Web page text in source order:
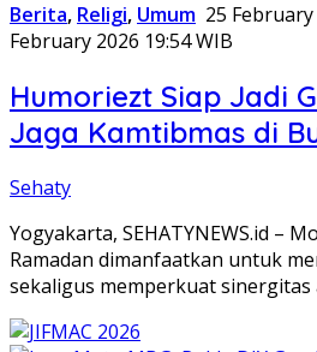
Berita, Religi, Umum 25
February 2026 19:54 WIB
Humoriezt Siap Jadi
Jaga Kamtibmas di
Sehaty
Yogyakarta, SEHATYNEWS.id –
Ramadan dimanfaatkan untuk
sekaligus memperkuat